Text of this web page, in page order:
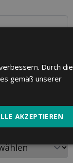
im Haushalt
Durch die
gemäß unserer
AKZEPTIEREN